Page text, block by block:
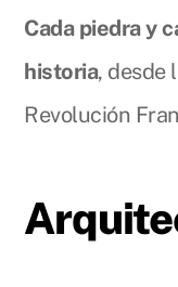
Cada piedra y
historia, desde
Revolución